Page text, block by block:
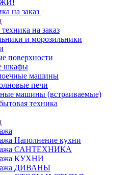
на заказ
на заказ
и морозильники
поверхности
шкафы
машины
печи
машины (встраиваемые)
техника
Наполнение кухни
САНТЕХНИКА
КУХНИ
ДИВАНЫ